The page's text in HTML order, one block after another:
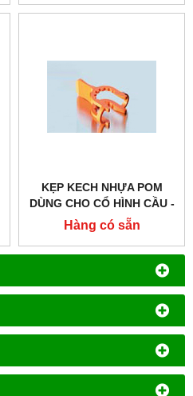
KẸP KECH NHỰA POM
DÙNG CHO CỔ HÌNH CẦU -
DURAN
Hàng có sẵn